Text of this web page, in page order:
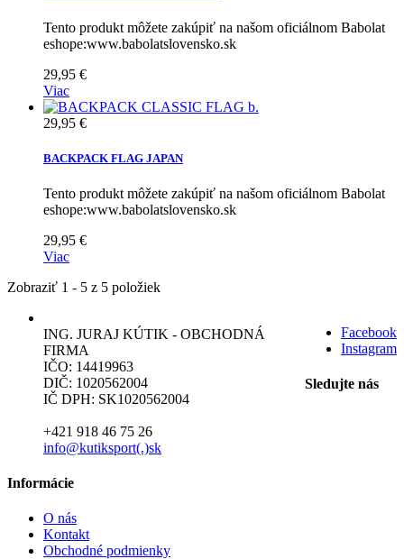
Tento produkt môžete zakúpiť na našom oficiálnom Babolat
eshope:www.babolatslovensko.sk
29,95 €
Viac
29,95 €
BACKPACK FLAG JAPAN
Tento produkt môžete zakúpiť na našom oficiálnom Babolat
eshope:www.babolatslovensko.sk
29,95 €
Viac
Zobraziť 1 - 5 z 5 položiek
Facebook
Instagram
Sledujte nás
ING. JURAJ KÚTIK - OBCHODNÁ
FIRMA
IČO: 14419963
DIČ: 1020562004
IČ DPH: SK1020562004
+421 918 46 75 26
info@kutiksport(.)sk
Informácie
O nás
Kontakt
Obchodné podmienky